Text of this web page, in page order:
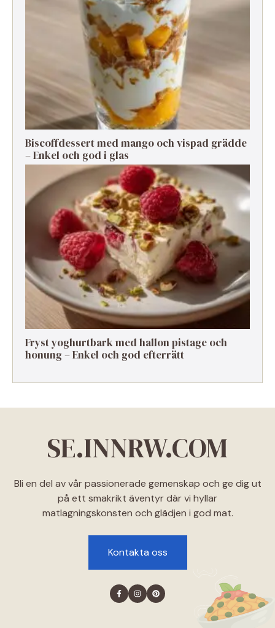
Biscoffdessert med mango och vispad grädde
– Enkel och god i glas
Fryst yoghurtbark med hallon pistage och
honung – Enkel och god efterrätt
SE.INNRW.COM
Bli en del av vår passionerade gemenskap och ge dig ut
på ett smakrikt äventyr där vi hyllar
matlagningskonsten och glädjen i god mat.
Kontakta oss